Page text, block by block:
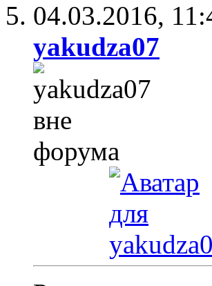
04.03.2016,
yakudza07